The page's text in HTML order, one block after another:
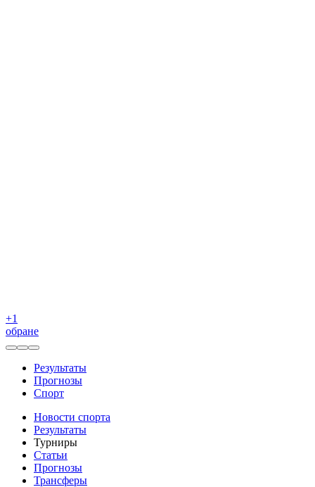
+1
обране
Результаты
Прогнозы
Спорт
Новости спорта
Результаты
Турниры
Статьи
Прогнозы
Трансферы